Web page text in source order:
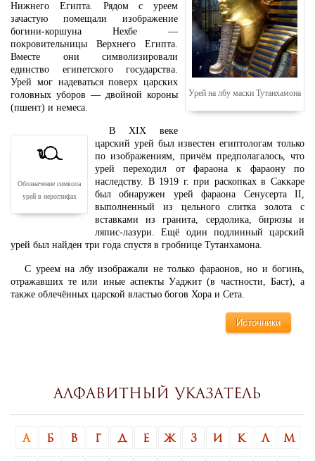
Урей на лбу маски Тутанхамона
Нижнего Египта. Рядом с уреем
зачастую помещали изображение
богини-коршуна Нехбе —
покровительницы Верхнего Египта.
Вместе они символизировали
единство египетского государства.
Урей мог надеваться поверх царских
головных уборов — двойной короны
(пшент) и немеса.
Обозначение символа
урей в иероглифах
В XIX веке
царский урей был известен египтологам только
по изображениям, причём предполагалось, что
урей переходил от фараона к фараону по
наследству. В 1919 г. при раскопках в Саккаре
был обнаружен урей фараона Сенусерта II,
выполненный из цельного слитка золота с
вставками из гранита, сердолика, бирюзы и
ляпис-лазури. Ещё один подлинный царский
урей был найден три года спустя в гробнице Тутанхамона.
С уреем на лбу изображали не только фараонов, но и богинь,
отражавших те или иные аспекты Уаджит (в частности, Баст), а
также облечённых царской властью богов Хора и Сета.
Источники
Алфавитный указатель
А Б В Г Д Е Ж З И К Л М